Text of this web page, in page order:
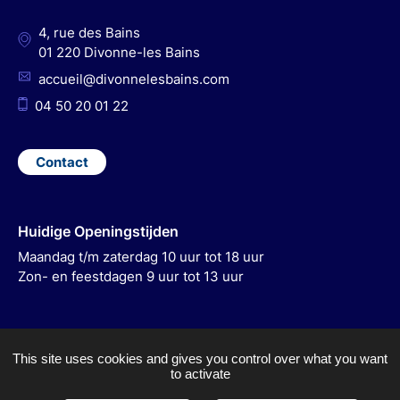
4, rue des Bains
01 220 Divonne-les Bains
accueil@divonnelesbains.com
04 50 20 01 22
Contact
Huidige Openingstijden
Maandag t/m zaterdag 10 uur tot 18 uur
Zon- en feestdagen 9 uur tot 13 uur
This site uses cookies and gives you control over what you want
to activate